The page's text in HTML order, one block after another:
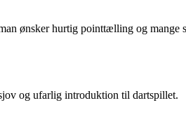
ønsker hurtig pointtælling og
og ufarlig introduktion til dartspillet.